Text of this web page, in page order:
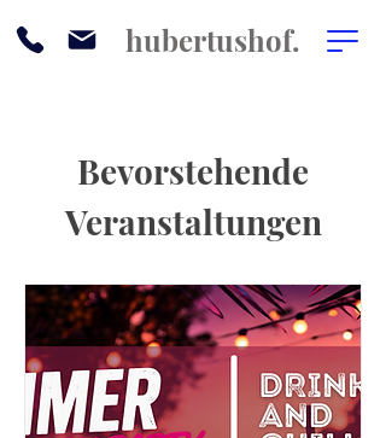
hubertushof.
Bevorstehende
Veranstaltungen